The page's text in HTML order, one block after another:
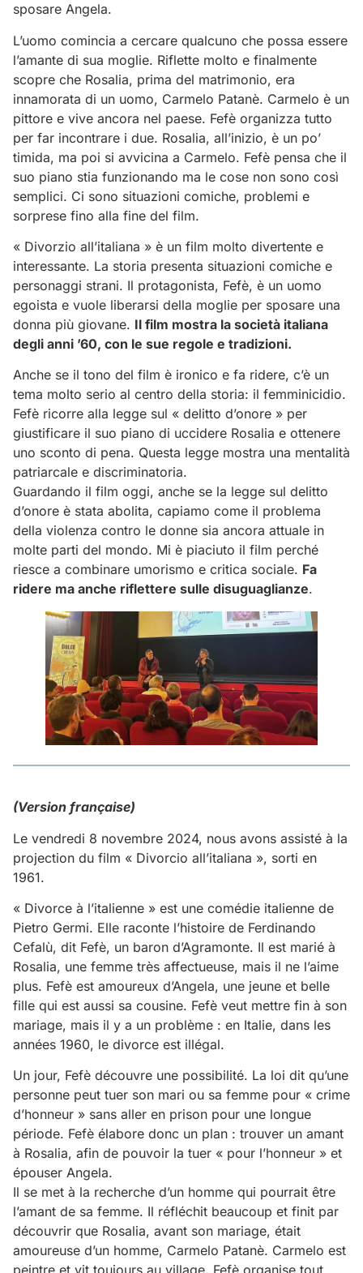
sposare Angela.
L’uomo comincia a cercare qualcuno che possa essere
l’amante di sua moglie. Riflette molto e finalmente
scopre che Rosalia, prima del matrimonio, era
innamorata di un uomo, Carmelo Patanè. Carmelo è un
pittore e vive ancora nel paese. Fefè organizza tutto
per far incontrare i due. Rosalia, all’inizio, è un po’
timida, ma poi si avvicina a Carmelo. Fefè pensa che il
suo piano stia funzionando ma le cose non sono così
semplici. Ci sono situazioni comiche, problemi e
sorprese fino alla fine del film.
« Divorzio all’italiana » è un film molto divertente e
interessante. La storia presenta situazioni comiche e
personaggi strani. Il protagonista, Fefè, è un uomo
egoista e vuole liberarsi della moglie per sposare una
donna più giovane. Il film mostra la società italiana
degli anni ’60, con le sue regole e tradizioni.
Anche se il tono del film è ironico e fa ridere, c’è un
tema molto serio al centro della storia: il femminicidio.
Fefè ricorre alla legge sul « delitto d’onore » per
giustificare il suo piano di uccidere Rosalia e ottenere
uno sconto di pena. Questa legge mostra una mentalità
patriarcale e discriminatoria.
Guardando il film oggi, anche se la legge sul delitto
d’onore è stata abolita, capiamo come il problema
della violenza contro le donne sia ancora attuale in
molte parti del mondo. Mi è piaciuto il film perché
riesce a combinare umorismo e critica sociale. Fa
ridere ma anche riflettere sulle disuguaglianze.
(Version française)
Le vendredi 8 novembre 2024, nous avons assisté à la
projection du film « Divorcio all’italiana », sorti en
1961.
« Divorce à l’italienne » est une comédie italienne de
Pietro Germi. Elle raconte l’histoire de Ferdinando
Cefalù, dit Fefè, un baron d’Agramonte. Il est marié à
Rosalia, une femme très affectueuse, mais il ne l’aime
plus. Fefè est amoureux d’Angela, une jeune et belle
fille qui est aussi sa cousine. Fefè veut mettre fin à son
mariage, mais il y a un problème : en Italie, dans les
années 1960, le divorce est illégal.
Un jour, Fefè découvre une possibilité. La loi dit qu’une
personne peut tuer son mari ou sa femme pour « crime
d’honneur » sans aller en prison pour une longue
période. Fefè élabore donc un plan : trouver un amant
à Rosalia, afin de pouvoir la tuer « pour l’honneur » et
épouser Angela.
Il se met à la recherche d’un homme qui pourrait être
l’amant de sa femme. Il réfléchit beaucoup et finit par
découvrir que Rosalia, avant son mariage, était
amoureuse d’un homme, Carmelo Patanè. Carmelo est